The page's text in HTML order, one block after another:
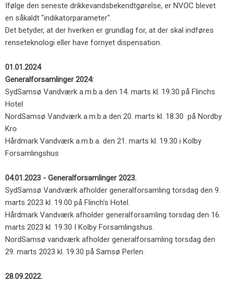
Ifølge den seneste drikkevandsbekendtgørelse, er NVOC blevet
en såkaldt "indikatorparameter".
Det betyder, at der hverken er grundlag for, at der skal indføres
renseteknologi eller have fornyet dispensation.
01.01.2024
Generalforsamlinger 2024:
SydSamsø Vandværk a.m.b.a den 14. marts kl. 19.30 på Flinchs
Hotel
NordSamsø Vandværk a.m.b.a den 20. marts kl. 18.30 på Nordby
Kro
Hårdmark Vandværk a.m.b.a. den 21. marts kl. 19.30 i Kolby
Forsamlingshus
04.01.2023 - Generalforsamlinger 2023.
SydSamsø Vandværk afholder generalforsamling torsdag den 9.
marts 2023 kl. 19.00 på Flinch's Hotel.
Hårdmark Vandværk afholder generalforsamling torsdag den 16.
marts 2023 kl. 19.30 I Kolby Forsamlingshus.
NordSamsø vandværk afholder generalforsamling torsdag den
29. marts 2023 kl. 19.30 på Samsø Perlen.
28.09.2022​.